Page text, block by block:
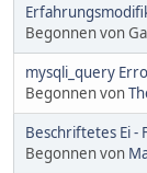
Begonnen von
mysqli_query
Begonnen von
Beschriftetes Ei -
Begonnen von